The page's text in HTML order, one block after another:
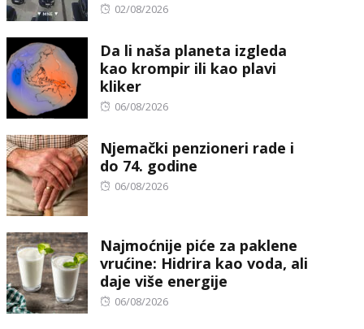
Posted
02/08/2026
Da li naša planeta izgleda
kao krompir ili kao plavi
kliker
Posted
06/08/2026
Njemački penzioneri rade i
do 74. godine
Posted
06/08/2026
Najmoćnije piće za paklene
vrućine: Hidrira kao voda, ali
daje više energije
Posted
06/08/2026